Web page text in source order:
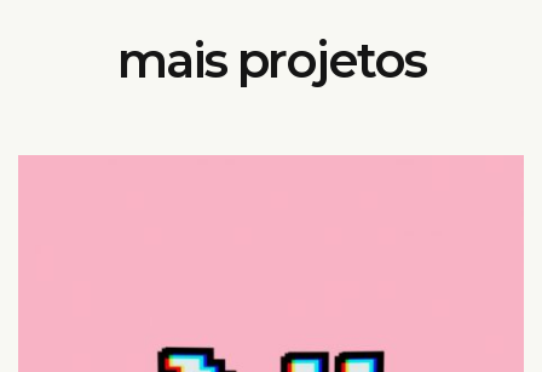
mais projetos